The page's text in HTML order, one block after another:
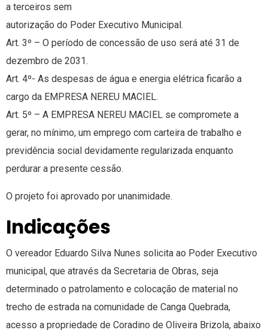
a terceiros sem
autorização do Poder Executivo Municipal.
Art. 3º – O período de concessão de uso será até 31 de
dezembro de 2031.
Art. 4º- As despesas de água e energia elétrica ficarão a
cargo da EMPRESA NEREU MACIEL.
Art. 5º – A EMPRESA NEREU MACIEL se compromete a
gerar, no mínimo, um emprego com carteira de trabalho e
previdência social devidamente regularizada enquanto
perdurar a presente cessão.
O projeto foi aprovado por unanimidade.
Indicações
O vereador Eduardo Silva Nunes solicita ao Poder Executivo
municipal, que através da Secretaria de Obras, seja
determinado o patrolamento e colocação de material no
trecho de estrada na comunidade de Canga Quebrada,
acesso a propriedade de Coradino de Oliveira Brizola, abaixo